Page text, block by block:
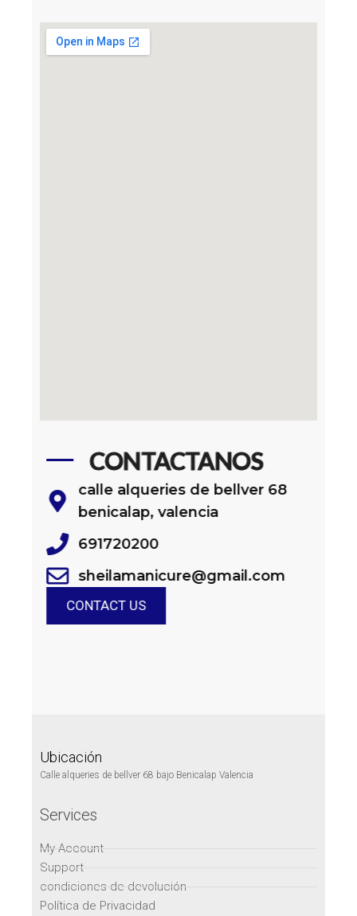
CONTACTANOS
calle alqueries de bellver 68
benicalap, valencia
691720200
sheilamanicure@gmail.com
CONTACT US
Ubicación
Calle alqueries de bellver 68 bajo Benicalap Valencia
Services
My Account
Support
condiciones de devolución
Política de Privacidad